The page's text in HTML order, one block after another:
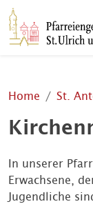
Home St.
In unserer
Erwachsene,
Jugendliche